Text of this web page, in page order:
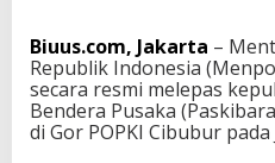
P
a
s
k
i
Biuus.com, Jakarta –
Republik Indonesia
secara resmi melepas
Bendera Pusaka
di Gor POPKI Cibubur